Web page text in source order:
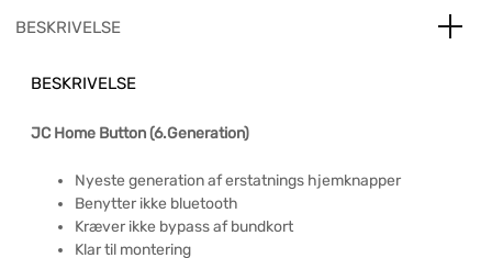
BESKRIVELSE
BESKRIVELSE
JC Home Button (6.Generation)
Nyeste generation af erstatnings hjemknapper
Benytter ikke bluetooth
Kræver ikke bypass af bundkort
Klar til montering